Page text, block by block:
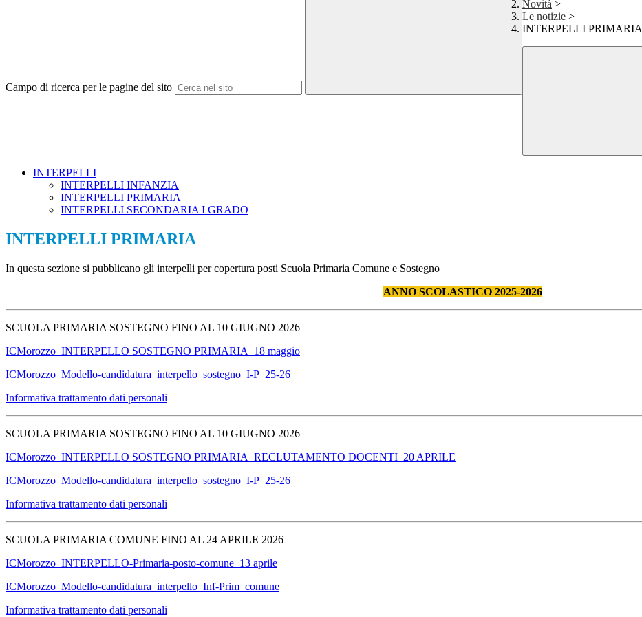
Campo di ricerca per le pagine del sito
Novità >
Le notizie >
INTERPELLI PRIMARIA
INTERPELLI
INTERPELLI INFANZIA
INTERPELLI PRIMARIA
INTERPELLI SECONDARIA I GRADO
INTERPELLI PRIMARIA
In questa sezione si pubblicano gli interpelli per copertura posti Scuola Primaria Comune e Sostegno
ANNO SCOLASTICO 2025-2026
SCUOLA PRIMARIA SOSTEGNO FINO AL 10 GIUGNO 2026
ICMorozzo_INTERPELLO SOSTEGNO PRIMARIA_18 maggio
ICMorozzo_Modello-candidatura_interpello_sostegno_I-P_25-26
Informativa trattamento dati personali
SCUOLA PRIMARIA SOSTEGNO FINO AL 10 GIUGNO 2026
ICMorozzo_INTERPELLO SOSTEGNO PRIMARIA_RECLUTAMENTO DOCENTI_20 APRILE
ICMorozzo_Modello-candidatura_interpello_sostegno_I-P_25-26
Informativa trattamento dati personali
SCUOLA PRIMARIA COMUNE FINO AL 24 APRILE 2026
ICMorozzo_INTERPELLO-Primaria-posto-comune_13 aprile
ICMorozzo_Modello-candidatura_interpello_Inf-Prim_comune
Informativa trattamento dati personali